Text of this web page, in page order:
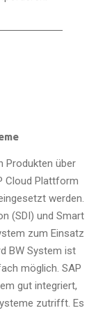
Produkten über
Cloud Plattform
werden.
(SDI) und Smart
zum Einsatz
BW System ist
möglich. SAP
gut integriert,
zutrifft. Es